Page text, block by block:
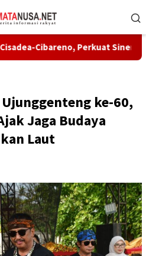
Perkuat Sinergi PSDA
ke-60,
Jaga Budaya
Laut